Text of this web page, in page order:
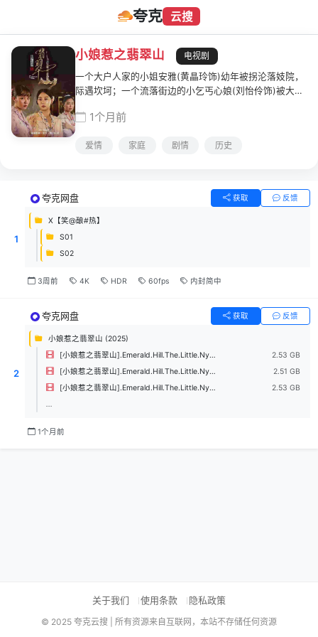
夸克 云搜
小娘惹之翡翠山
电视剧
一个大户人家的小姐安雅(黄晶玲饰)幼年被拐沦落妓院，
际遇坎坷；一个流落街边的小乞丐心娘(刘怡伶饰)被大户
家抚养的千金小姐安娜(黄暄婷饰)返家后性情大变，把整
1个月前
爱情 家庭 剧情 历史
1
夸克网盘 获取 反馈
X【笑@酿#热】
S01
S02
3周前 4K HDR 60fps 内封简中
2
夸克网盘 获取 反馈
小娘惹之翡翠山 (2025)
[小娘惹之翡翠山].Emerald.Hill.The.Little.Nyonya.Story.2025.S01E30.1080p.friDay.WEB-DL.H264.AAC-UBWEB.mkv
2.53 GB
[小娘惹之翡翠山].Emerald.Hill.The.Little.Nyonya.Story.2025.S01E29.1080p.friDay.WEB-DL.H264.AAC-UBWEB.mkv
2.51 GB
[小娘惹之翡翠山].Emerald.Hill.The.Little.Nyonya.Story.2025.S01E28.1080p.friDay.WEB-DL.H264.AAC-UBWEB.mkv
2.53 GB
...
1个月前
关于我们 使用条款 隐私政策
© 2025 夸克云搜 | 所有资源来自互联网，本站不存储任何资源